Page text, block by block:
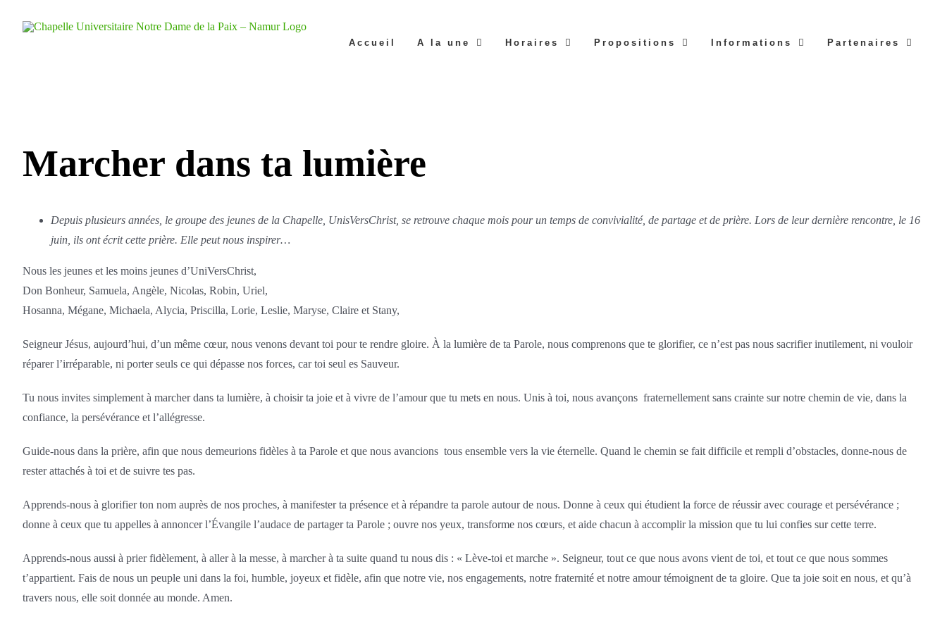
Accueil A la une Horaires Propositions Informations Partenaires
Marcher dans ta lumière
Depuis plusieurs années, le groupe des jeunes de la Chapelle, UnisVersChrist, se retrouve chaque mois pour un temps de convivialité, de partage et de prière. Lors de leur dernière rencontre, le 16
juin, ils ont écrit cette prière. Elle peut nous inspirer…
Nous les jeunes et les moins jeunes d’UniVersChrist,
Don Bonheur, Samuela, Angèle, Nicolas, Robin, Uriel,
Hosanna, Mégane, Michaela, Alycia, Priscilla, Lorie, Leslie, Maryse, Claire et Stany,
Seigneur Jésus, aujourd’hui, d’un même cœur, nous venons devant toi pour te rendre gloire. À la lumière de ta Parole, nous comprenons que te glorifier, ce n’est pas nous sacrifier inutilement, ni vouloir
réparer l’irréparable, ni porter seuls ce qui dépasse nos forces, car toi seul es Sauveur.
Tu nous invites simplement à marcher dans ta lumière, à choisir ta joie et à vivre de l’amour que tu mets en nous. Unis à toi, nous avançons fraternellement sans crainte sur notre chemin de vie, dans la
confiance, la persévérance et l’allégresse.
Guide-nous dans la prière, afin que nous demeurions fidèles à ta Parole et que nous avancions tous ensemble vers la vie éternelle. Quand le chemin se fait difficile et rempli d’obstacles, donne-nous de
rester attachés à toi et de suivre tes pas.
Apprends-nous à glorifier ton nom auprès de nos proches, à manifester ta présence et à répandre ta parole autour de nous. Donne à ceux qui étudient la force de réussir avec courage et persévérance ;
donne à ceux que tu appelles à annoncer l’Évangile l’audace de partager ta Parole ; ouvre nos yeux, transforme nos cœurs, et aide chacun à accomplir la mission que tu lui confies sur cette terre.
Apprends-nous aussi à prier fidèlement, à aller à la messe, à marcher à ta suite quand tu nous dis : « Lève-toi et marche ». Seigneur, tout ce que nous avons vient de toi, et tout ce que nous sommes
t’appartient. Fais de nous un peuple uni dans la foi, humble, joyeux et fidèle, afin que notre vie, nos engagements, notre fraternité et notre amour témoignent de ta gloire. Que ta joie soit en nous, et qu’à
travers nous, elle soit donnée au monde. Amen.